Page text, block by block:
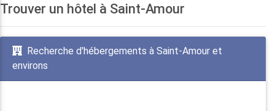
Trouver un hôtel à Saint-Amour
Recherche d'hébergements à Saint-Amour et
environs